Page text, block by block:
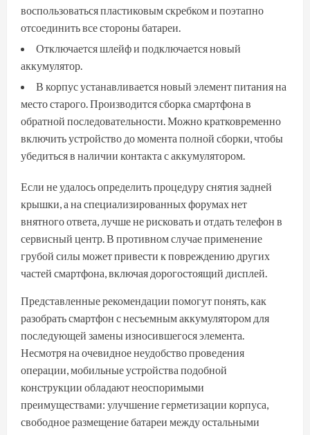
воспользоваться пластиковым скребком и поэтапно
отсоединить все стороны батареи.
Отключается шлейф и подключается новый
аккумулятор.
В корпус устанавливается новый элемент питания на
место старого. Производится сборка смартфона в
обратной последовательности. Можно кратковременно
включить устройство до момента полной сборки, чтобы
убедиться в наличии контакта с аккумулятором.
Если не удалось определить процедуру снятия задней
крышки, а на специализированных форумах нет
внятного ответа, лучше не рисковать и отдать телефон в
сервисный центр. В противном случае применение
грубой силы может привести к повреждению других
частей смартфона, включая дорогостоящий дисплей.
Представленные рекомендации помогут понять, как
разобрать смартфон с несъемным аккумулятором для
последующей замены износившегося элемента.
Несмотря на очевидное неудобство проведения
операции, мобильные устройства подобной
конструкции обладают неоспоримыми
преимуществами: улучшение герметизации корпуса,
свободное размещение батареи между остальными